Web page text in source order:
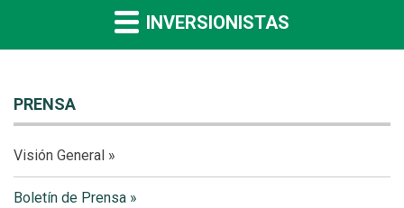
INVERSIONISTAS
PRENSA
Visión General
Boletín de Prensa